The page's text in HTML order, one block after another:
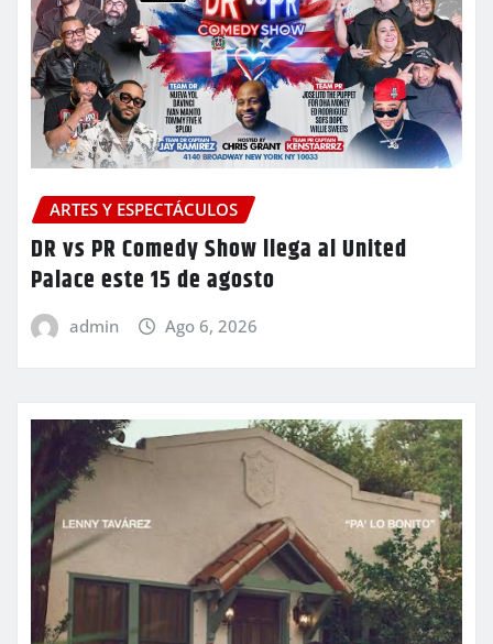
ARTES Y ESPECTÁCULOS
DR vs PR Comedy Show llega al United
Palace este 15 de agosto
admin Ago 6, 2026